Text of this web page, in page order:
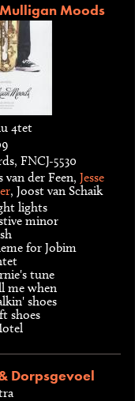
Moods
4tet
FNCJ-5530
van der Feen, Jesse
, Joost van Schaik
lights
minor
for Jobim
tune
me when
shoes
shoes
Dorpsgevoel